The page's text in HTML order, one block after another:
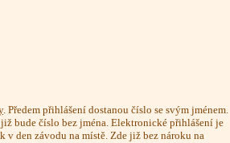
. Předem přihlášení dostanou číslo se svým jménem.
bude číslo bez jména. Elektronické přihlášení je
v den závodu na místě. Zde již bez nároku na